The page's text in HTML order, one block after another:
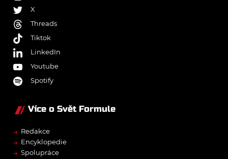
X
Threads
Tiktok
LinkedIn
Youtube
Spotify
Více o Svět Formule
→ Redakce
→ Encyklopedie
→ Spolupráce